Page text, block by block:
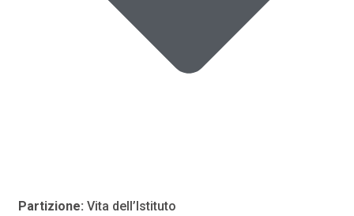
Partizione: Vita dell’Istituto